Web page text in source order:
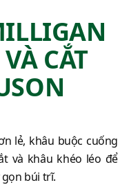
CẮT
lẻ, khâu buộc cuống
và khâu khéo léo để
búi trĩ.